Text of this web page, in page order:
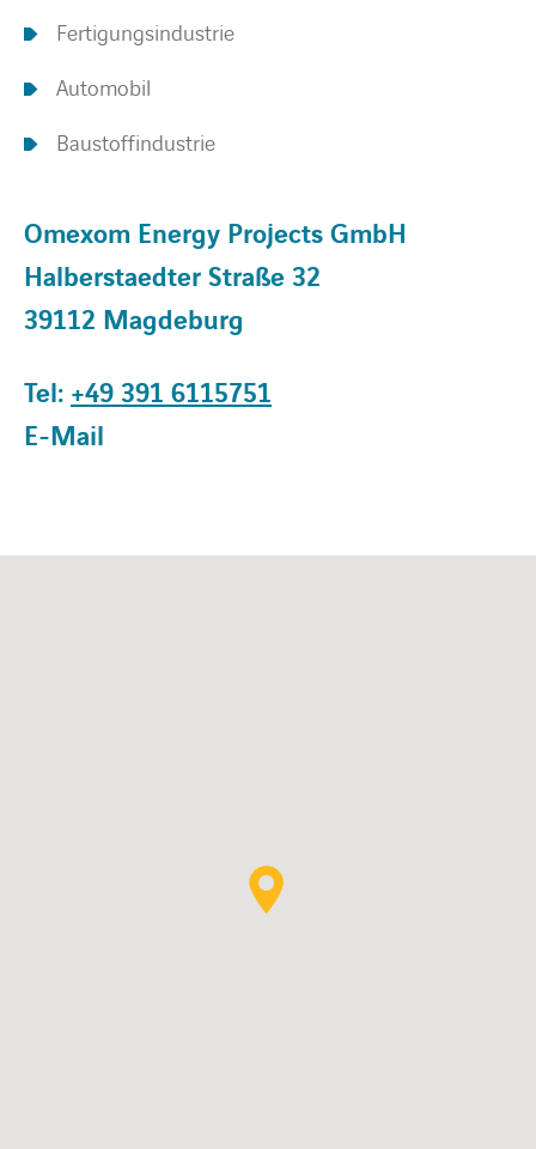
Fertigungsindustrie
Automobil
Baustoffindustrie
Omexom Energy Projects GmbH
Halberstaedter Straße 32
39112 Magdeburg
Tel: +49 391 6115751
E-Mail